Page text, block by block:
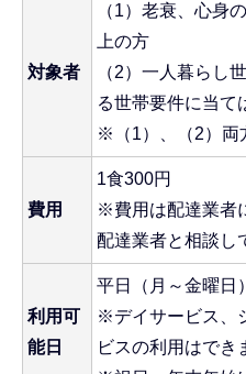
対象者
（1）老衰、心身
上の方
（2）一人暮らし
る世帯要件に当て
※（1）、（2）両
費用
1食300円
※費用は配達業者
配達業者と相談し
利用可
能日
平日（月～金曜日）
※デイサービス、
ビスの利用はでき